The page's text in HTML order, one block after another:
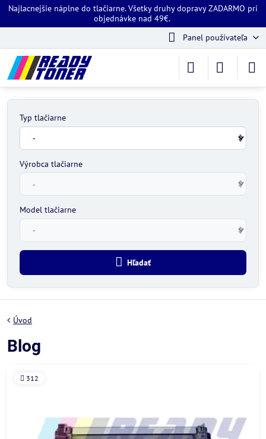
Najlacnejšie náplne do tlačiarne. Všetky druhy dopravy ZADARMO pri
objednávke nad 49€.
Panel používateľa
Typ tlačiarne
Výrobca tlačiarne
Model tlačiarne
Hľadať
Úvod
Blog
312